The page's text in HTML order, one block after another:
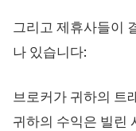
그리고 제휴사들이
나 있습니다:
브로커가 귀하의 트
귀하의 수익은 빌린